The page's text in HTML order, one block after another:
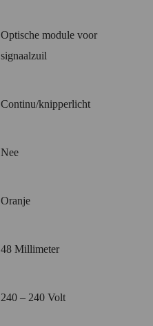
Optische module voor
signaalzuil
Continu/knipperlicht
Nee
Oranje
48 Millimeter
240 – 240 Volt